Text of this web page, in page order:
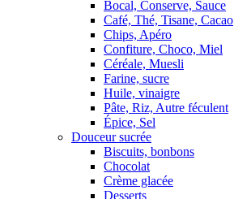
Bocal, Conserve, Sauce
Café, Thé, Tisane, Cacao
Chips, Apéro
Confiture, Choco, Miel
Céréale, Muesli
Farine, sucre
Huile, vinaigre
Pâte, Riz, Autre féculent
Épice, Sel
Douceur sucrée
Biscuits, bonbons
Chocolat
Crème glacée
Desserts